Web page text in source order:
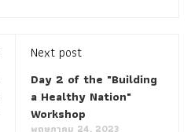
Next post
Day 2 of the "Building
a Healthy Nation"
Workshop
พฤษภาคม 24, 2023